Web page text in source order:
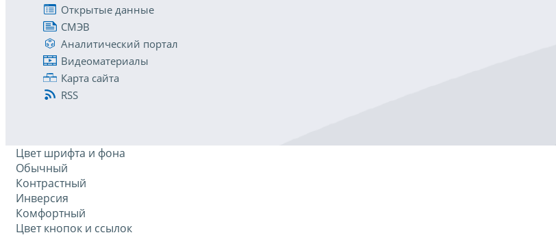
Открытые данные
СМЭВ
Аналитический портал
Видеоматериалы
Карта сайта
RSS
Цвет шрифта и фона
Обычный
Контрастный
Инверсия
Комфортный
Цвет кнопок и ссылок